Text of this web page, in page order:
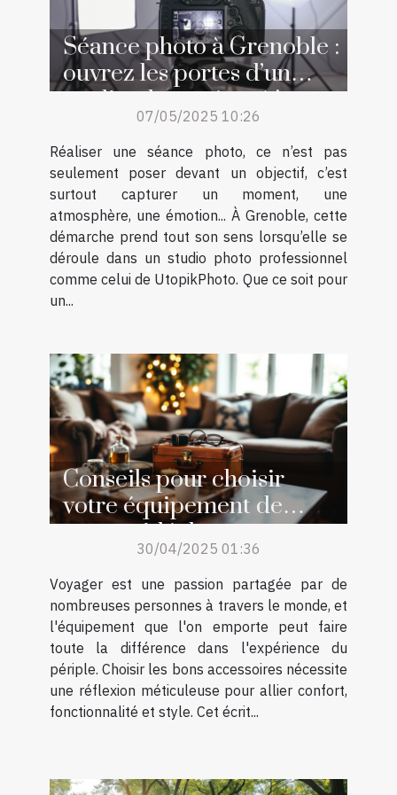
Séance photo à Grenoble :
ouvrez les portes d’un
studio photo réputé !
07/05/2025 10:26
Réaliser une séance photo, ce n’est pas
seulement poser devant un objectif, c’est
surtout capturer un moment, une
atmosphère, une émotion... À Grenoble, cette
démarche prend tout son sens lorsqu’elle se
déroule dans un studio photo professionnel
comme celui de UtopikPhoto. Que ce soit pour
un...
Conseils pour choisir
votre équipement de
voyage idéal
30/04/2025 01:36
Voyager est une passion partagée par de
nombreuses personnes à travers le monde, et
l'équipement que l'on emporte peut faire
toute la différence dans l'expérience du
périple. Choisir les bons accessoires nécessite
une réflexion méticuleuse pour allier confort,
fonctionnalité et style. Cet écrit...